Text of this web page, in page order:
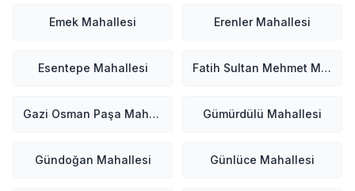
Emek Mahallesi Erenler Mahallesi
Esentepe Mahallesi Fatih Sultan Mehmet Mahallesi
Gazi Osman Paşa Mahallesi Gümürdülü Mahallesi
Gündoğan Mahallesi Günlüce Mahallesi